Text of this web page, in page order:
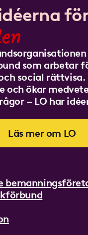
som arbetar
social rättvisa.
och ökar
– LO har
Läs mer om LO